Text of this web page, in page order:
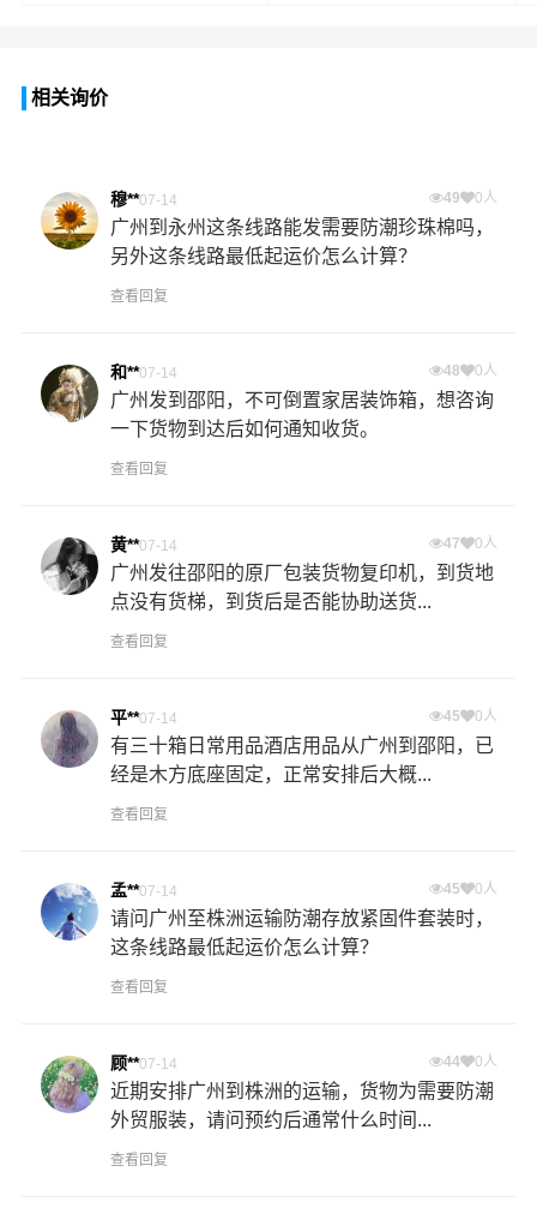
相关询价
穆**07-14 49 0人
广州到永州这条线路能发需要防潮珍珠棉吗，
另外这条线路最低起运价怎么计算？
查看回复
和**07-14 48 0人
广州发到邵阳，不可倒置家居装饰箱，想咨询
一下货物到达后如何通知收货。
查看回复
黄**07-14 47 0人
广州发往邵阳的原厂包装货物复印机，到货地
点没有货梯，到货后是否能协助送货...
查看回复
平**07-14 45 0人
有三十箱日常用品酒店用品从广州到邵阳，已
经是木方底座固定，正常安排后大概...
查看回复
孟**07-14 45 0人
请问广州至株洲运输防潮存放紧固件套装时，
这条线路最低起运价怎么计算？
查看回复
顾**07-14 44 0人
近期安排广州到株洲的运输，货物为需要防潮
外贸服装，请问预约后通常什么时间...
查看回复